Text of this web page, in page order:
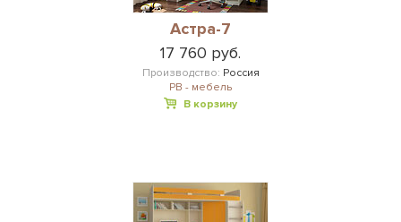
Астра-7
17 760 руб.
Производство: Россия
РВ - мебель
В корзину